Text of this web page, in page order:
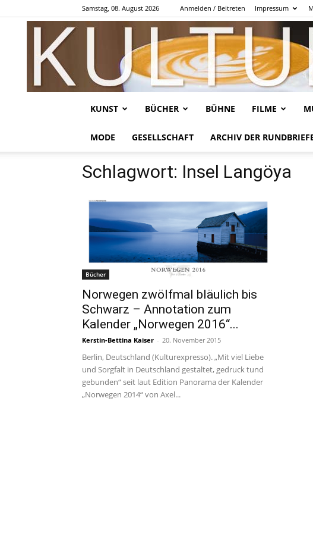
Samstag, 08. August 2026 Anmelden / Beitreten Impressum
KUNST BÜCHER BÜHNE FILME
MODE GESELLSCHAFT ARCHIV DER
Schlagwort: Insel Langöya
Bücher
Norwegen zwölfmal bläulich bis
Schwarz – Annotation zum
Kalender „Norwegen 2016“...
Kerstin-Bettina Kaiser - 20. November 2015
Berlin, Deutschland (Kulturexpresso). „Mit viel Liebe
und Sorgfalt in Deutschland gestaltet, gedruck tund
gebunden“ seit laut Edition Panorama der Kalender
„Norwegen 2014“ von Axel...